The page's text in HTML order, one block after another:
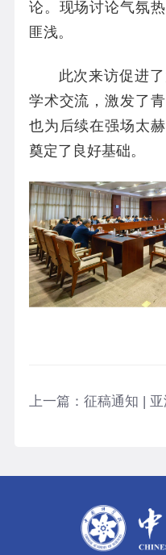
论。现场讨论气氛
匪浅。
此次来访促进
学术交流，激发了
也为后续在强场太
奠定了良好基础。
上一篇： 征稿通知 |